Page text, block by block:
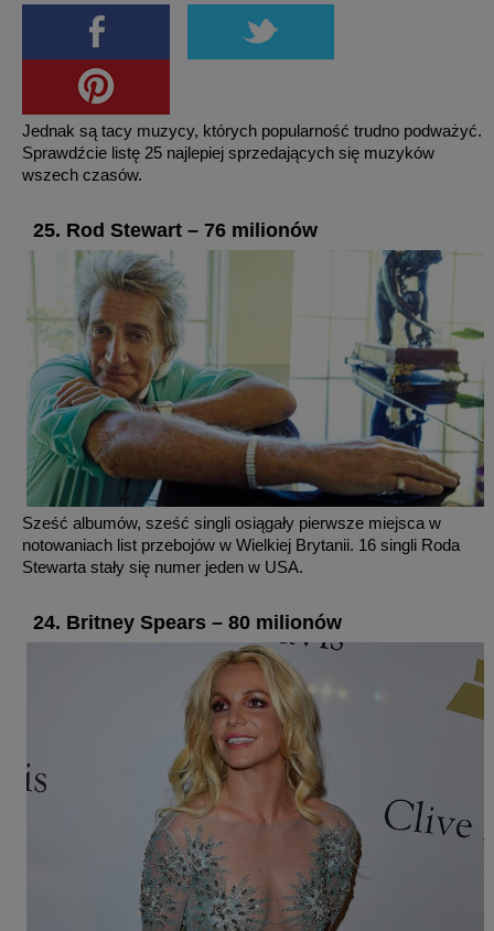
Jednak są tacy muzycy, których popularność trudno podważyć.
Sprawdźcie listę 25 najlepiej sprzedających się muzyków
wszech czasów.
25. Rod Stewart – 76 milionów
Sześć albumów, sześć singli osiągały pierwsze miejsca w
notowaniach list przebojów w Wielkiej Brytanii. 16 singli Roda
Stewarta stały się numer jeden w USA.
24. Britney Spears – 80 milionów